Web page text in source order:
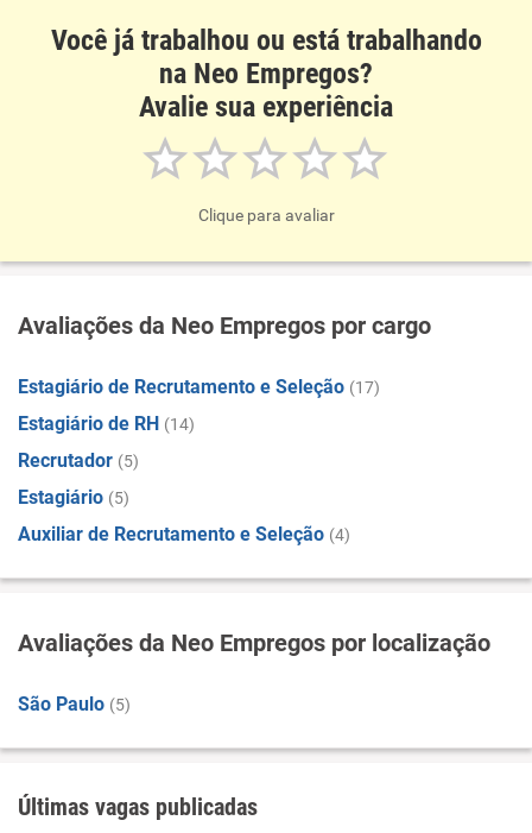
Você já trabalhou ou está trabalhando
na Neo Empregos?
Avalie sua experiência
Clique para avaliar
Avaliações da Neo Empregos por cargo
Estagiário de Recrutamento e Seleção (17)
Estagiário de RH (14)
Recrutador (5)
Estagiário (5)
Auxiliar de Recrutamento e Seleção (4)
Avaliações da Neo Empregos por localização
São Paulo (5)
Últimas vagas publicadas